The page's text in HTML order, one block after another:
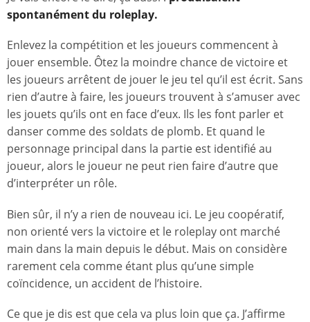
spontanément du roleplay.
Enlevez la compétition et les joueurs commencent à
jouer ensemble. Ôtez la moindre chance de victoire et
les joueurs arrêtent de jouer le jeu tel qu’il est écrit. Sans
rien d’autre à faire, les joueurs trouvent à s’amuser avec
les jouets qu’ils ont en face d’eux. Ils les font parler et
danser comme des soldats de plomb. Et quand le
personnage principal dans la partie est identifié au
joueur, alors le joueur ne peut rien faire d’autre que
d’interpréter un rôle.
Bien sûr, il n’y a rien de nouveau ici. Le jeu coopératif,
non orienté vers la victoire et le roleplay ont marché
main dans la main depuis le début. Mais on considère
rarement cela comme étant plus qu’une simple
coïncidence, un accident de l’histoire.
Ce que je dis est que cela va plus loin que ça. J’affirme